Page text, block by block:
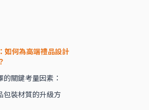
如何為高端禮品設計
的關鍵考量因素：
包裝材質的升級方